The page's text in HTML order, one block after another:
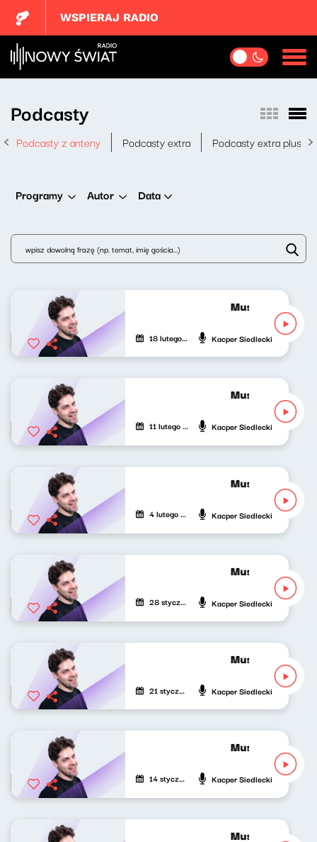
WSPIERAJ RADIO
Podcasty
Podcasty z anteny Podcasty extra Podcasty extra plus
Programy Autor Data
Musicalowe
18 lutego 2026 Kacper Siedlecki
Musicalowe
11 lutego 2026 Kacper Siedlecki
Musicalowe
4 lutego 2026 Kacper Siedlecki
Musicalowe
28 stycznia 2026 Kacper Siedlecki
Musicalowe
21 stycznia 2026 Kacper Siedlecki
Musicalowe
14 stycznia 2026 Kacper Siedlecki
Musicalowe